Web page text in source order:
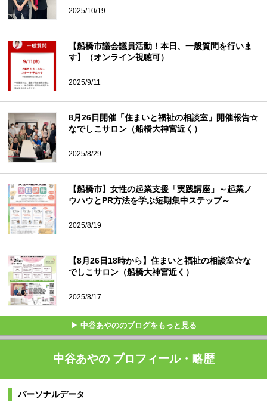
2025/10/19
【船橋市議会議員活動！本日、一般質問を行いま
す】（オンライン視聴可）
2025/9/11
8月26日開催「住まいと福祉の相談室」開催報告☆
なでしこサロン（船橋大神宮近く）
2025/8/29
【船橋市】女性の起業支援「実践講座」～起業ノ
ウハウとPR方法を学ぶ短期集中ステップ～
2025/8/19
【8月26日18時から】住まいと福祉の相談室☆な
でしこサロン（船橋大神宮近く）
2025/8/17
▶ 中谷あやののブログをもっと見る
中谷あやの プロフィール・略歴
パーソナルデータ